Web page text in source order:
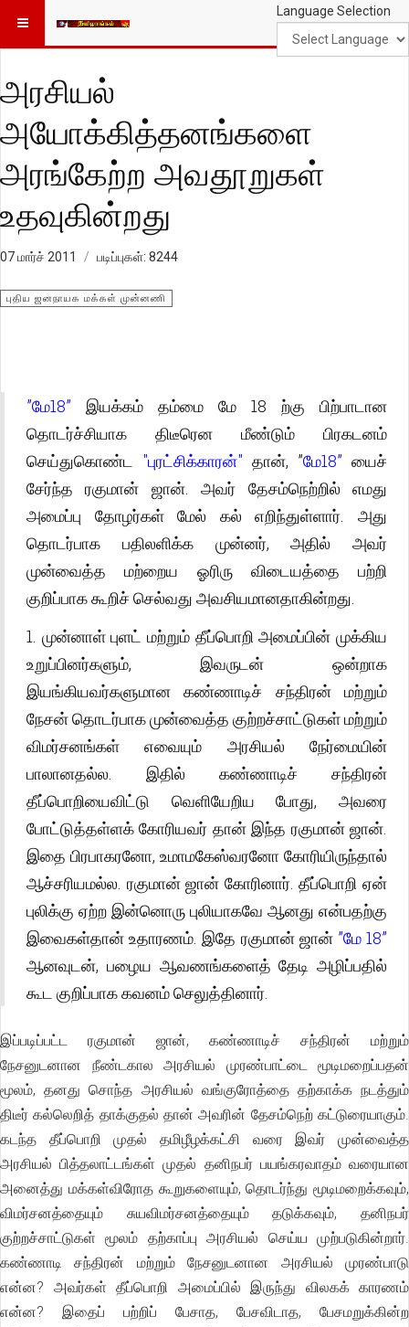
Language Selection
அரசியல்
அயோக்கித்தனங்களை
அரங்கேற்ற அவதூறுகள்
உதவுகின்றது
07 மார்ச் 2011 படிப்புகள்: 8244
புதிய ஜனநாயக மக்கள் முன்னணி
”மே18” இயக்கம் தம்மை மே 18 ற்கு பிற்பாடான
தொடர்ச்சியாக திடீரென மீண்டும் பிரகடனம்
செய்துகொண்ட "புரட்சிக்காரன்" தான், ”மே18” யைச்
சேர்ந்த ரகுமான் ஜான். அவர் தேசம்நெற்றில் எமது
அமைப்பு தோழர்கள் மேல் கல் எறிந்துள்ளார். அது
தொடர்பாக பதிலளிக்க முன்னர், அதில் அவர்
முன்வைத்த மற்றைய ஓரிரு விடையத்தை பற்றி
குறிப்பாக கூறிச் செல்வது அவசியமானதாகின்றது.
1. முன்னாள் புளட் மற்றும் தீப்பொறி அமைப்பின் முக்கிய
உறுப்பினர்களும், இவருடன் ஒன்றாக
இயங்கியவர்களுமான கண்ணாடிச் சந்திரன் மற்றும்
நேசன் தொடர்பாக முன்வைத்த குற்றச்சாட்டுகள் மற்றும்
விமர்சனங்கள் எவையும் அரசியல் நேர்மையின்
பாலானதல்ல. இதில் கண்ணாடிச் சந்திரன்
தீப்பொறியைவிட்டு வெளியேறிய போது, அவரை
போட்டுத்தள்ளக் கோரியவர் தான் இந்த ரகுமான் ஜான்.
இதை பிரபாகரனோ, உமாமகேஸ்வரனோ கோரியிருந்தால்
ஆச்சரியமல்ல. ரகுமான் ஜான் கோரினார். தீப்பொறி ஏன்
புலிக்கு ஏற்ற இன்னொரு புலியாகவே ஆனது என்பதற்கு
இவைகள்தான் உதாரணம். இதே ரகுமான் ஜான் ”மே 18”
ஆனவுடன், பழைய ஆவணங்களைத் தேடி அழிப்பதில்
கூட குறிப்பாக கவனம் செலுத்தினார்.
இப்படிப்பட்ட ரகுமான் ஜான், கண்ணாடிச் சந்திரன் மற்றும்
நேசனுடனான நீண்டகால அரசியல் முரண்பாட்டை மூடிமறைப்பதன்
மூலம், தனது சொந்த அரசியல் வங்குரோத்தை தற்காக்க நடத்தும்
திடீர் கல்லெறித் தாக்குதல் தான் அவரின் தேசம்நெற் கட்டுரையாகும்.
கடந்த தீப்பொறி முதல் தமிழீழக்கட்சி வரை இவர் முன்வைத்த
அரசியல் பித்தலாட்டங்கள் முதல் தனிநபர் பயங்கரவாதம் வரையான
அனைத்து மக்கள்விரோத கூறுகளையும், தொடர்ந்து மூடிமறைக்கவும்,
விமர்சனத்தையும் சுயவிமர்சனத்தையும் தடுக்கவும், தனிநபர்
குற்றச்சாட்டுகள் மூலம் தற்காப்பு அரசியல் செய்ய முற்படுகின்றார்.
கண்ணாடி சந்திரன் மற்றும் நேசனுடனான அரசியல் முரண்பாடு
என்ன? அவர்கள் தீப்பொறி அமைப்பில் இருந்து விலகக் காரணம்
என்ன? இதைப் பற்றிப் பேசாத, பேசவிடாத, பேசமறுக்கின்ற